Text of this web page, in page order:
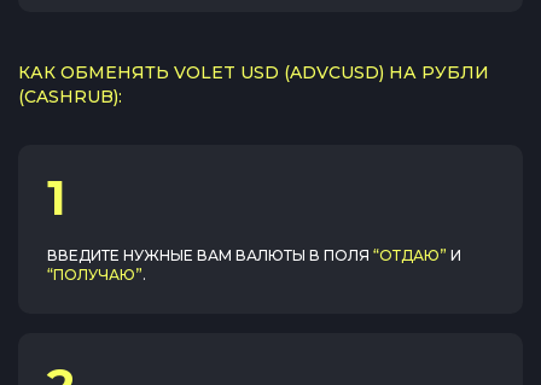
КАК ОБМЕНЯТЬ VOLET USD (ADVCUSD) НА РУБЛИ
(CASHRUB):
1
ВВЕДИТЕ НУЖНЫЕ ВАМ ВАЛЮТЫ В ПОЛЯ “ОТДАЮ” И
“ПОЛУЧАЮ”.